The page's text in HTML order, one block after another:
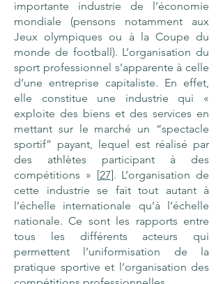
importante industrie de l’économie
mondiale (pensons notamment aux
Jeux olympiques ou à la Coupe du
monde de football). L’organisation du
sport professionnel s’apparente à celle
d’une entreprise capitaliste. En effet,
elle constitue une industrie qui «
exploite des biens et des services en
mettant sur le marché un “spectacle
sportif” payant, lequel est réalisé par
des athlètes participant à des
compétitions » [27]. L’organisation de
cette industrie se fait tout autant à
l’échelle internationale qu’à l’échelle
nationale. Ce sont les rapports entre
tous les différents acteurs qui
permettent l’uniformisation de la
pratique sportive et l’organisation des